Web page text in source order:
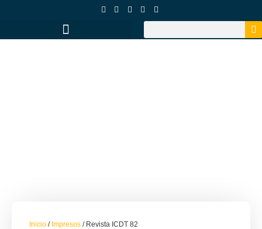
Inicio / Impresos / Revista ICDT 82